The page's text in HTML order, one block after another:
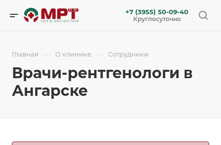
+7 (3955) 50-09-40
Круглосуточно
Главная — О клинике — Сотрудники
Врачи-рентгенологи в
Ангарске